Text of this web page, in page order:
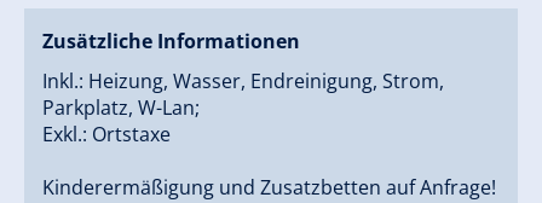
Zusätzliche Informationen
Inkl.: Heizung, Wasser, Endreinigung, Strom,
Parkplatz, W-Lan;
Exkl.: Ortstaxe
Kinderermäßigung und Zusatzbetten auf Anfrage!